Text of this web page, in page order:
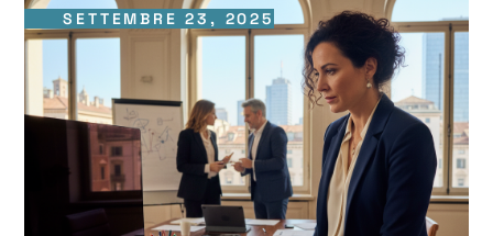
SETTEMBRE 23, 2025